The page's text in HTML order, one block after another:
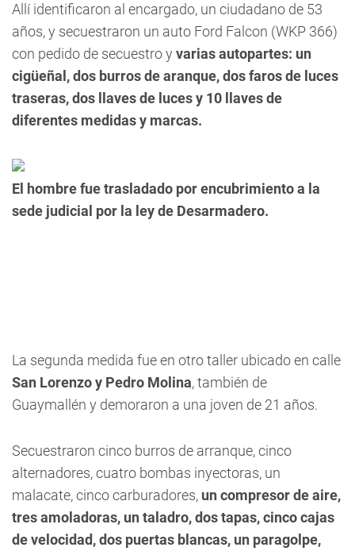
Allí identificaron al encargado, un ciudadano de 53
años, y secuestraron un auto Ford Falcon (WKP 366)
con pedido de secuestro y varias autopartes: un
cigüeñal, dos burros de aranque, dos faros de luces
traseras, dos llaves de luces y 10 llaves de
diferentes medidas y marcas.
El hombre fue trasladado por encubrimiento a la
sede judicial por la ley de Desarmadero.
La segunda medida fue en otro taller ubicado en calle
San Lorenzo y Pedro Molina, también de
Guaymallén y demoraron a una joven de 21 años.
Secuestraron cinco burros de arranque, cinco
alternadores, cuatro bombas inyectoras, un
malacate, cinco carburadores, un compresor de aire,
tres amoladoras, un taladro, dos tapas, cinco cajas
de velocidad, dos puertas blancas, un paragolpe,